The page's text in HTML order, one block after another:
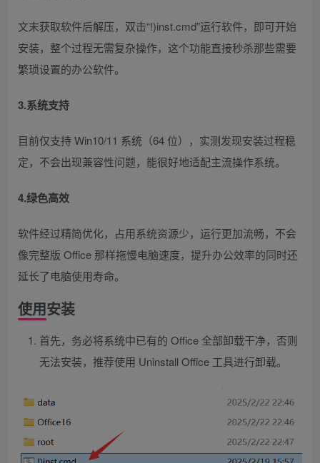
文末获取软件后解压，双击“!)inst.cmd”运行软件，即可开始
安装，整个过程无需复杂操作，这个功能直接秒杀那些需要
繁琐设置的办公软件。
3.系统支持
目前仅支持 Win10/11 系统（64 位），实测发现安装过程稳
定，不会出现兼容性问题，能很好地适配主流操作系统。
4.绿色高效
软件经过精简优化，占用系统资源少，运行更加流畅，不会
像完整版 Office 那样拖慢电脑速度，提升办公效率的同时还
延长了电脑使用寿命。
使用安装
首先，务必将系统中已有的 Office 全部卸载干净，否则
无法安装，推荐使用 Uninstall Office 工具进行卸载。